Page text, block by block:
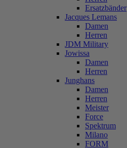
Ersatzbänder
Jacques Lemans
Damen
Herren
JDM Military
Jowissa
Damen
Herren
Junghans
Damen
Herren
Meister
Force
Spektrum
Milano
FORM